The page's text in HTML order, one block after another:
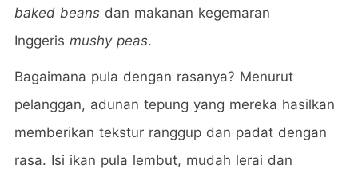
baked beans dan makanan kegemaran
Inggeris mushy peas.
Bagaimana pula dengan rasanya? Menurut
pelanggan, adunan tepung yang mereka hasilkan
memberikan tekstur ranggup dan padat dengan
rasa. Isi ikan pula lembut, mudah lerai dan